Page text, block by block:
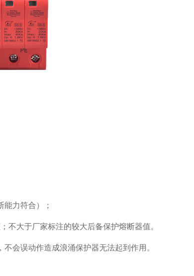
力符合）；
不大于厂家标注的较大后备保护熔断器值。
会误动作造成浪涌保护器无法起到作用。